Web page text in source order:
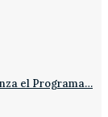
el Programa…